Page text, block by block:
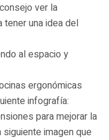
ver la
tener una idea del
al espacio y
ergonómicas
infografía:
para mejorar la
imagen que